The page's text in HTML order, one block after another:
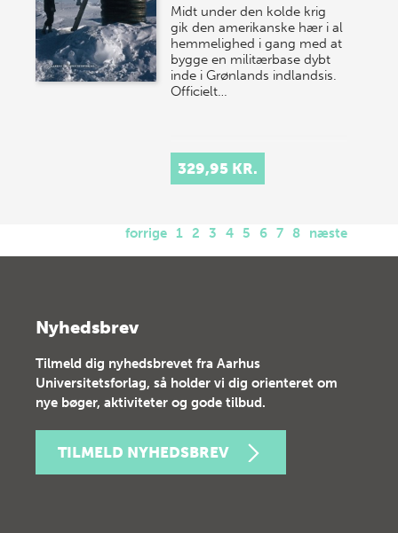
Midt under den kolde krig
gik den amerikanske hær i al
hemmelighed i gang med at
bygge en militærbase dybt
inde i Grønlands indlandsis.
Officielt…
329,95 KR.
forrige 1 2 3 4 5 6 7 8 næste
Nyhedsbrev
Tilmeld dig nyhedsbrevet fra Aarhus
Universitetsforlag, så holder vi dig orienteret om
nye bøger, aktiviteter og gode tilbud.
TILMELD NYHEDSBREV